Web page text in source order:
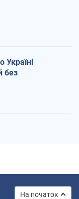
без
На початок